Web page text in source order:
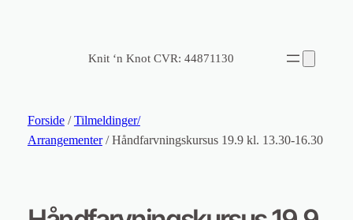
Knit ‘n Knot CVR: 44871130
Forside/Tilmeldinger/
Arrangementer/ Håndfarvningskursus 19.9 kl. 13.30-16.30